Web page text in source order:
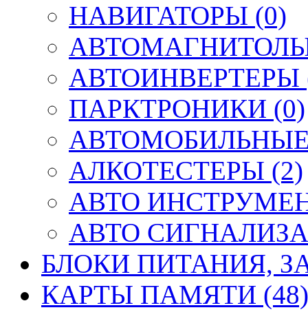
НАВИГАТОРЫ (0)
АВТОИНВЕРТЕРЫ
ПАРКТРОНИКИ (0)
АЛКОТЕСТЕРЫ (2)
АВТО
АВТО
БЛОКИ ПИТАНИЯ,
КАРТЫ ПАМЯТИ (48)